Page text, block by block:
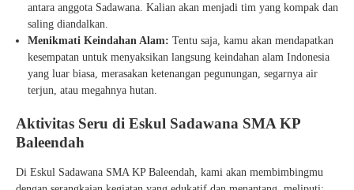
antara anggota Sadawana. Kalian akan menjadi tim yang kompak dan
saling diandalkan.
Menikmati Keindahan Alam: Tentu saja, kamu akan mendapatkan
kesempatan untuk menyaksikan langsung keindahan alam Indonesia
yang luar biasa, merasakan ketenangan pegunungan, segarnya air
terjun, atau megahnya hutan.
Aktivitas Seru di Eskul Sadawana SMA KP
Baleendah
Di Eskul Sadawana SMA KP Baleendah, kami akan membimbingmu